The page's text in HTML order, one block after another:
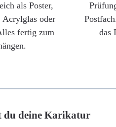
als Poster,
oder
fertig zum
das
du deine Karikatur